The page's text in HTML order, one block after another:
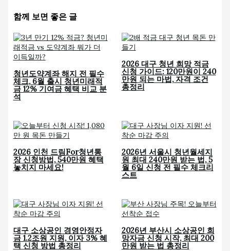
함께 보면 좋은 글
청년도약계좌 해지 전 필수
체크, 6월 출시 청년미래적
금 12% 기여금 혜택 비교 분
석
2026 대구 청년 희망 적금
신청 가이드: 120만원이 240
만원 되는 마법, 자격 조건
총정리
2026 인천 드림For청년통
장 신청방법, 540만원 혜택
놓치지 마세요!
2026년 서울시 청년월세지
원 최대 240만원 받는 법, 5
월 6일 신청 전 필수 체크리
스트
대구 소상공인 경영안정자
금 1.2조원 지원, 이자 3% 혜
택 신청 방법 총정리
2026년 부산시 소상공인 희
망자금 신청 시작, 최대 200
만원 받는 법 총정리